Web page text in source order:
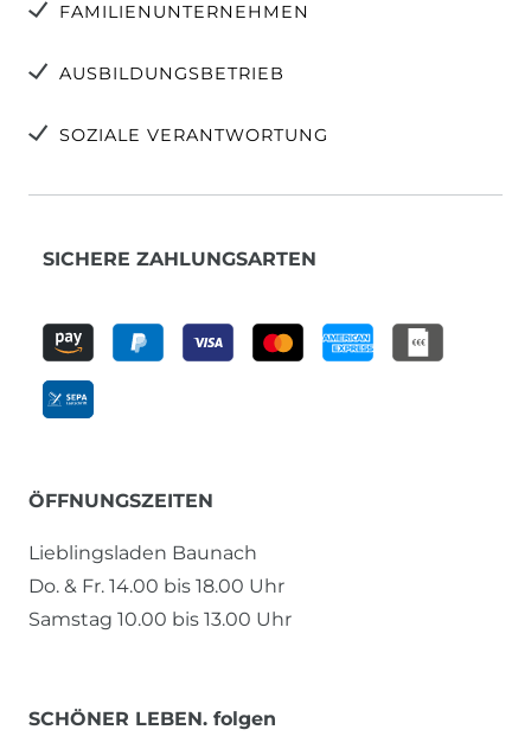
FAMILIENUNTERNEHMEN
AUSBILDUNGSBETRIEB
SOZIALE VERANTWORTUNG
SICHERE ZAHLUNGSARTEN
ÖFFNUNGSZEITEN
Lieblingsladen Baunach
Do. & Fr. 14.00 bis 18.00 Uhr
Samstag 10.00 bis 13.00 Uhr
SCHÖNER LEBEN. folgen